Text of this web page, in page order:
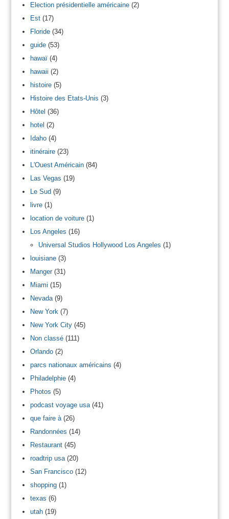
Election présidentielle américaine(2)
Est(17)
Floride(34)
guide(53)
hawaï(4)
hawaii (2)
histoire(5)
Histoire des Etats-Unis (3)
Hôtel (36)
hotel (2)
Idaho(4)
itinéraire(23)
L'Ouest Américain(84)
Las Vegas (19)
Le Sud(9)
livre(1)
location de voiture(1)
Los Angeles (16)
Universal Studios Hollywood Los Angeles (1)
louisiane(3)
Manger(31)
Miami (15)
Nevada(9)
New York (7)
New York City(45)
Non classé(111)
Orlando(2)
parcs nationaux américains (4)
Philadelphie(4)
Photos (5)
podcast voyage usa(41)
que faire à(26)
Randonnées (14)
Restaurant(45)
roadtrip usa(20)
San Francisco(12)
shopping(1)
texas (6)
utah(19)